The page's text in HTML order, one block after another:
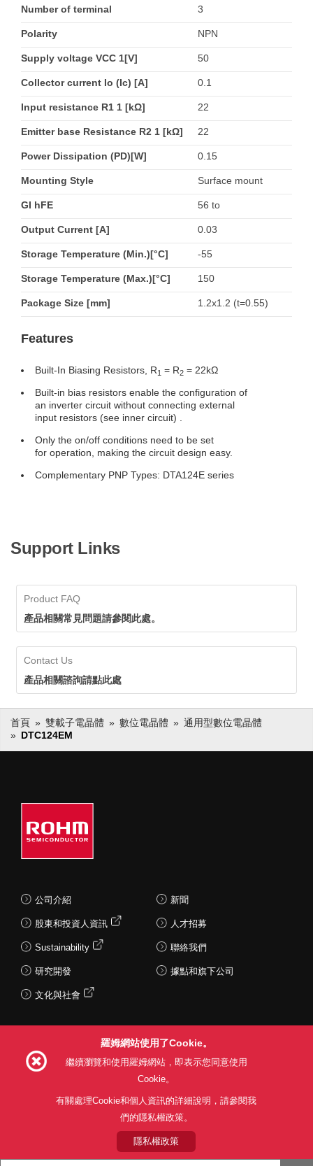
Number of terminal 3
Polarity NPN
Supply voltage VCC 1[V] 50
Collector current Io (Ic) [A] 0.1
Input resistance R1 1 [kΩ] 22
Emitter base Resistance R2 1 [kΩ] 22
Power Dissipation (PD)[W] 0.15
Mounting Style Surface mount
GI hFE 56 to
Output Current [A] 0.03
Storage Temperature (Min.)[°C] -55
Storage Temperature (Max.)[°C] 150
Package Size [mm] 1.2x1.2 (t=0.55)
Features
Built-In Biasing Resistors, R1 = R2 = 22kΩ
Built-in bias resistors enable the configuration of
an inverter circuit without connecting external
input resistors (see inner circuit) .
Only the on/off conditions need to be set
for operation, making the circuit design easy.
Complementary PNP Types: DTA124E series
Support Links
Product FAQ
產品相關常見問題請參閱此處。
Contact Us
產品相關諮詢請點此處
首頁 雙載子電晶體 數位電晶體
通用型數位電晶體
DTC124EM
公司介紹
股東和投資人資訊
Sustainability
研究開發
文化與社會
新聞
人才招募
聯絡我們
據點和旗下公司
利用目的 隱私權政策
關於本公司產品銷售之標準條款(PDF)
羅姆網站使用了Cookie。
繼續瀏覽和使用羅姆網站，即表示您同意使用
Cookie。
有關處理Cookie和個人資訊的詳細說明，請參閱我
們的隱私權政策。
隱私權政策